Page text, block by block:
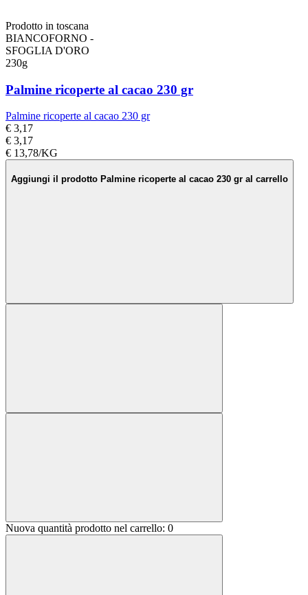
Prodotto in toscana
BIANCOFORNO -
SFOGLIA D'ORO
230g
Palmine ricoperte al cacao 230 gr
Palmine ricoperte al cacao 230 gr
€ 3,17
€ 3,17
€ 13,78/KG
Aggiungi il prodotto Palmine ricoperte al cacao 230 gr al carrello
Nuova quantità prodotto nel carrello: 0